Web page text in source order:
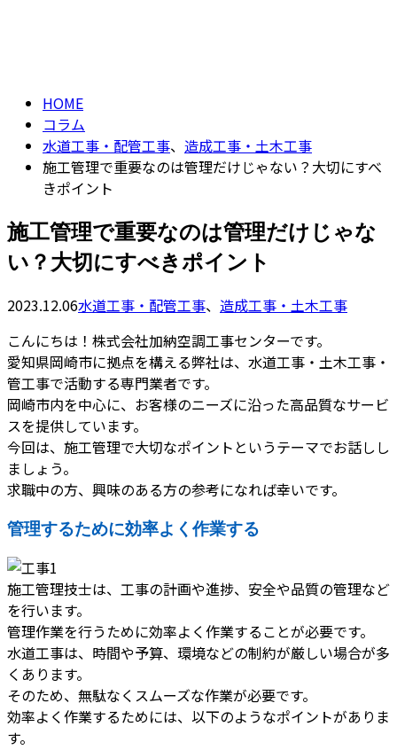
HOME
コラム
水道工事・配管工事、 造成工事・土木工事
施工管理で重要なのは管理だけじゃない？大切にすべ
きポイント
施工管理で重要なのは管理だけじゃな
い？大切にすべきポイント
2023.12.06水道工事・配管工事、 造成工事・土木工事
こんにちは！株式会社加納空調工事センターです。
愛知県岡崎市に拠点を構える弊社は、水道工事・土木工事・
管工事で活動する専門業者です。
岡崎市内を中心に、お客様のニーズに沿った高品質なサービ
スを提供しています。
今回は、施工管理で大切なポイントというテーマでお話しし
ましょう。
求職中の方、興味のある方の参考になれば幸いです。
管理するために効率よく作業する
施工管理技士は、工事の計画や進捗、安全や品質の管理など
を行います。
管理作業を行うために効率よく作業することが必要です。
水道工事は、時間や予算、環境などの制約が厳しい場合が多
くあります。
そのため、無駄なくスムーズな作業が必要です。
効率よく作業するためには、以下のようなポイントがありま
す。